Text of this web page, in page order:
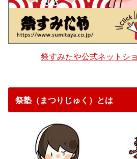
祭すみたや公式ネットシ
祭塾（まつりじゅく）とは